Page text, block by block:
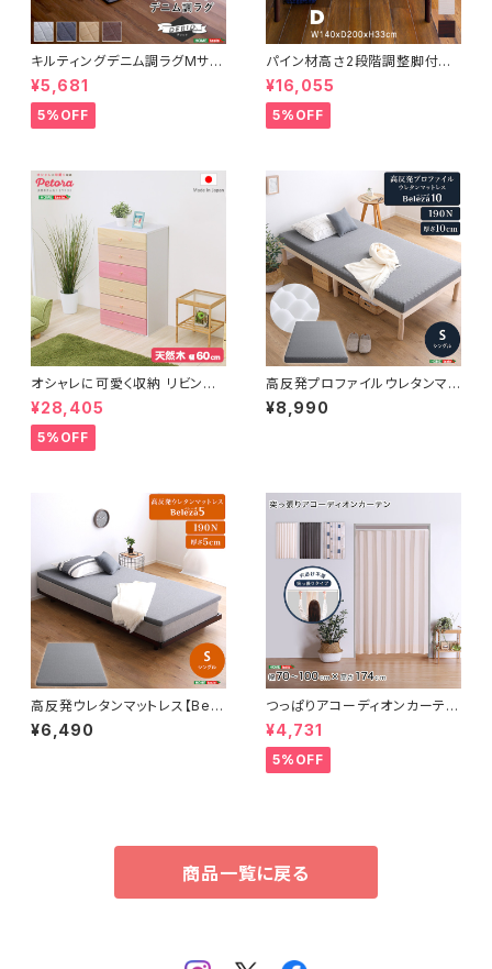
キルティングデニム調ラグMサイ
ズ(185x185cm)オールシーズ
ン、滑り止め付き、手洗い対応【D
erid-デリッド-】 DRG-M
¥5,681
5%OFF
パイン材高さ2段階調整脚付き
すのこベッド(ダブル) ASP-02
D
¥16,055
5%OFF
オシャレに可愛く収納 リビング
用ハイチェスト 6段 幅60cm 天
然木（桐）日本製｜petora-ペト
ラ- SH-08-PTR60
¥28,405
5%OFF
高反発プロファイルウレタンマッ
トレス【Beleza10-ベレーザ・テ
ン-】(シングル) ORM-10S
¥8,990
高反発ウレタンマットレス【Bele
za5-ベレーザ・ファイブ-】(シン
グル) ORM-05S
¥6,490
つっぱりアコーディオンカーテ
ン 100×174cm SH-16-TA
DC
¥4,731
5%OFF
商品一覧に戻る